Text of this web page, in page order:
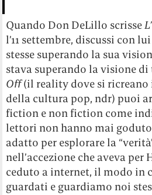
Quando Don DeLillo scrisse
l’11 settembre, discussi con
stesse superando la sua
stava superando la visione
Off(il reality dove si
della cultura pop, ndr) puoi
fiction e non fiction come
lettori non hanno mai
adatto per esplorare la
nell’accezione che aveva per
ceduto a internet, il modo in
guardati e guardiamo noi